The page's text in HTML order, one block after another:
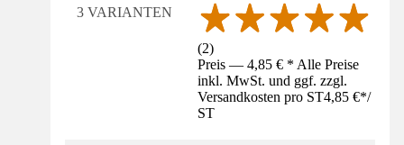
3 VARIANTEN
(2)
Preis — 4,85 € * Alle Preise
inkl. MwSt. und ggf. zzgl.
Versandkosten pro ST4,85 €*/
ST